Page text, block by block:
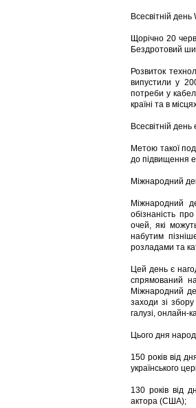
Всесвітній день
Щорічно 20
Бездротовий
Розвиток
випустили у
потреби у
країні та в
Всесвітній день
Метою такої
до підвищення
Міжнародний
Міжнародний
обізнаність
очей, які
набутим
розладами та
Цей день є
спрямований
Міжнародний
заходи зі збору
галузі, онлайн-
Цього дня
150 років від
українського
130 років від
актора (США);